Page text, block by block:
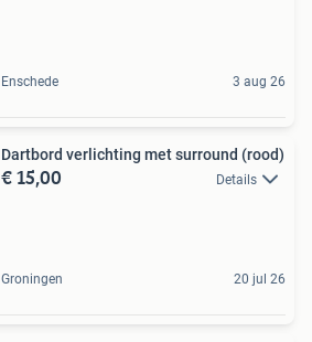
Enschede 3 aug 26
Dartbord verlichting met surround (rood)
€ 15,00 Details
Groningen 20 jul 26